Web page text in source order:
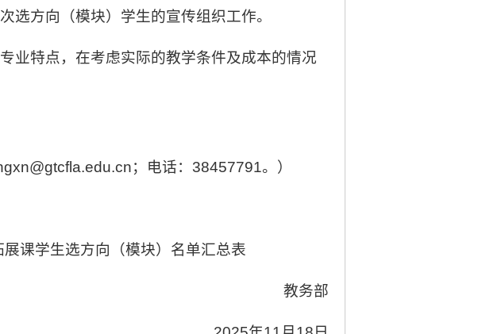
选方向（模块）学生的宣传组织工作。
业特点，在考虑实际的教学条件及成本的情况
；电话：38457791。）
课学生选方向（模块）名单汇总表
教务部